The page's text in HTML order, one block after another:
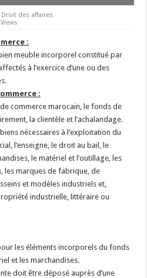
Droit des affaires
:
meuble incorporel constitué par
à l’exercice d’une ou des
:
commerce marocain, le fonds de
la clientèle et l’achalandage.
nécessaires à l’exploitation du
l’enseigne, le droit au bail, le
le matériel et l’outillage, les
les marques de fabrique, de
et modèles industriels et,
industrielle, littéraire ou
les éléments incorporels du fonds
et les marchandises.
doit être déposé auprès d’une